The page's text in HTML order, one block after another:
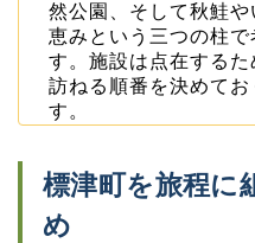
然公園、そして秋鮭
恵みという三つの柱
す。施設は点在する
訪ねる順番を決めて
す。
標津町を旅程に
め